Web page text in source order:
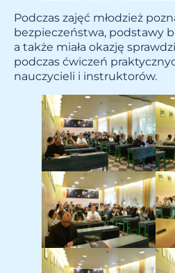
Podczas zajęć młodzież
bezpieczeństwa, podstawy
a także miała okazję
podczas ćwiczeń
nauczycieli i instruktorów.